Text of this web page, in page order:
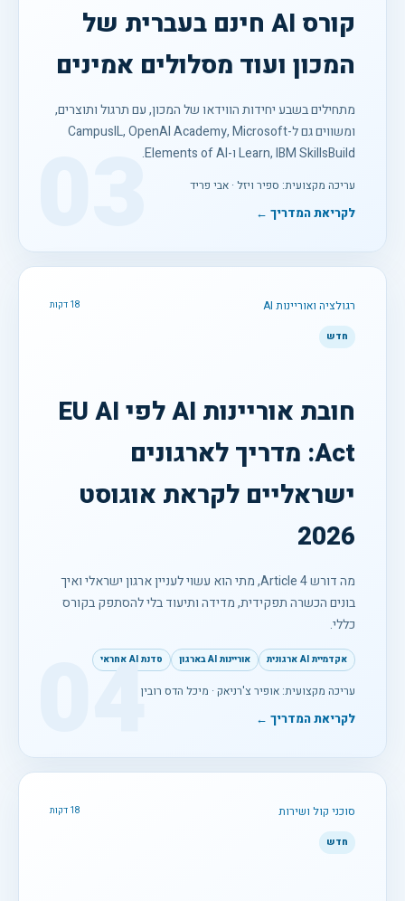
קורס AI חינם בעברית של
המכון ועוד מסלולים אמינים
מתחילים בשבע יחידות הווידאו של המכון, עם תרגול ותוצרים,
ומשווים גם ל-CampusIL, OpenAI Academy, Microsoft
Learn, IBM SkillsBuild ו-Elements of AI.
עריכה מקצועית: ספיר ויזל · אבי פריד
לקריאת המדריך ← 03
רגולציה ואוריינות AI 18 דקות
חדש
חובת אוריינות AI לפי EU AI
Act: מדריך לארגונים
ישראליים לקראת אוגוסט
2026
מה דורש Article 4, מתי הוא עשוי לעניין ארגון ישראלי ואיך
בונים הכשרה תפקידית, מדידה ותיעוד בלי להסתפק בקורס
כללי.
אקדמיית AI ארגונית אוריינות AI בארגון סדנת AI אחראי
עריכה מקצועית: אופיר צ'רניאק · מיכל הדס רובין
לקריאת המדריך ← 04
סוכני קול ושירות 18 דקות
חדש